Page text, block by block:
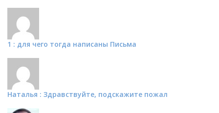
1 : для чего тогда написаны Письма
Наталья : Здравствуйте, подскажите пожал